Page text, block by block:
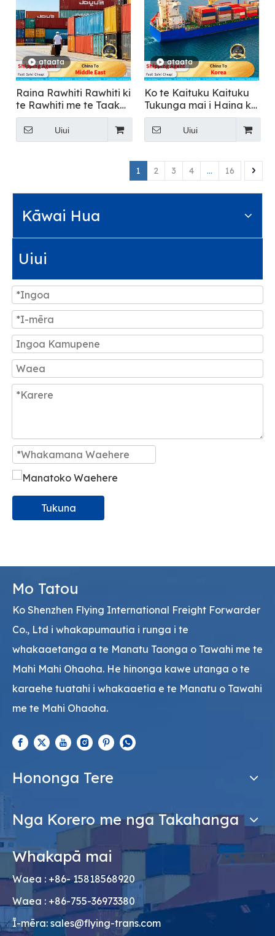
ataata
Raina Rawhiti Rawhiti ki
te Rawhiti me te Taake
Taake
Uiui
ataata
Ko te Kaituku Kaituku
Tukunga mai i Haina ki
Korea mo te kawe kai
Uiui
1 2 3 4 ... 16
Kāwai Hua
Uiui
Tukuna
Mo Tatou
Ko Shenzhen Flying International Freight Forwarder
Co., Ltd i whakapumautia i runga i te
whakaaetanga a te Manatu Taonga o Tawahi me te
Mahi Mahi Ohaoha. He hinonga kawe utanga o te
karaehe tuatahi i whakaaetia e te Manatu o Tawahi
me te Mahi Ohaoha.
Hononga Tere
Nga Korero me nga Takahanga
Whakapā mai
Waea : +86- 15818568920
Waea : +86-755-36973380
Ī-mēra: sales@flying-trans.com